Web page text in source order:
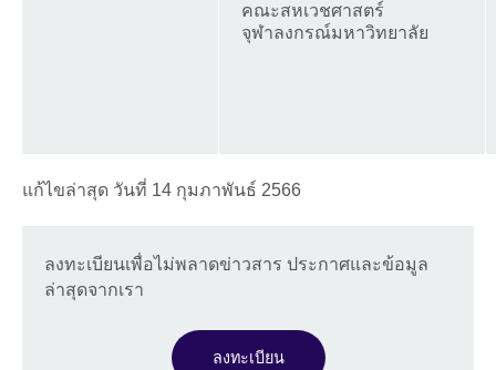
คณะสหเวชศาสตร์
จุฬาลงกรณ์มหาวิทยาลัย
แก้ไขล่าสุด วันที่ 14 กุมภาพันธ์ 2566
ลงทะเบียนเพื่อไม่พลาดข่าวสาร ประกาศและข้อมูล
ล่าสุดจากเรา
ลงทะเบียน